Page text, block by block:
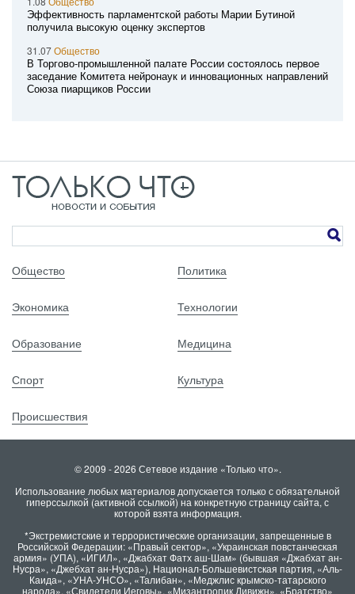
Эффективность парламентской работы Марии Бутиной
получила высокую оценку экспертов
31.07Общество
В Торгово-промышленной палате России состоялось первое
заседание Комитета нейронаук и инновационных направлений
Союза пиарщиков России
Общество Политика
Экономика Технологии
Образование Медицина
Спорт Культура
Происшествия
© 2009 - 2026 Сетевое издание «Только что».
Использование любых материалов допускается только с обязательной
гиперссылкой (активной ссылкой) на конкретную страницу сайта, с
которой взята информация.
*Экстремистские и террористические организации, запрещенные в
Российской Федерации: «Правый сектор», «Украинская повстанческая
армия» (УПА), «ИГИЛ», «Джабхат Фатх аш-Шам» (бывшая «Джабхат ан-
Нусра», «Джебхат ан-Нусра»), Национал-Большевистская партия, «Аль-
Каида», «УНА-УНСО», «Талибан», «Меджлис крымско-татарского
народа», «Свидетели Иеговы», «Мизантропик Дивижн», «Братство»